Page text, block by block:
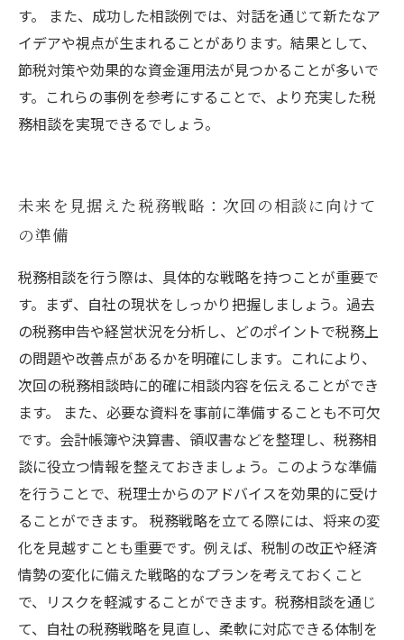
す。 また、成功した相談例では、対話を通じて新たなア
イデアや視点が生まれることがあります。結果として、
節税対策や効果的な資金運用法が見つかることが多いで
す。これらの事例を参考にすることで、より充実した税
務相談を実現できるでしょう。
未来を見据えた税務戦略：次回の相談に向けて
の準備
税務相談を行う際は、具体的な戦略を持つことが重要で
す。まず、自社の現状をしっかり把握しましょう。過去
の税務申告や経営状況を分析し、どのポイントで税務上
の問題や改善点があるかを明確にします。これにより、
次回の税務相談時に的確に相談内容を伝えることができ
ます。 また、必要な資料を事前に準備することも不可欠
です。会計帳簿や決算書、領収書などを整理し、税務相
談に役立つ情報を整えておきましょう。このような準備
を行うことで、税理士からのアドバイスを効果的に受け
ることができます。 税務戦略を立てる際には、将来の変
化を見越すことも重要です。例えば、税制の改正や経済
情勢の変化に備えた戦略的なプランを考えておくこと
で、リスクを軽減することができます。税務相談を通じ
て、自社の税務戦略を見直し、柔軟に対応できる体制を